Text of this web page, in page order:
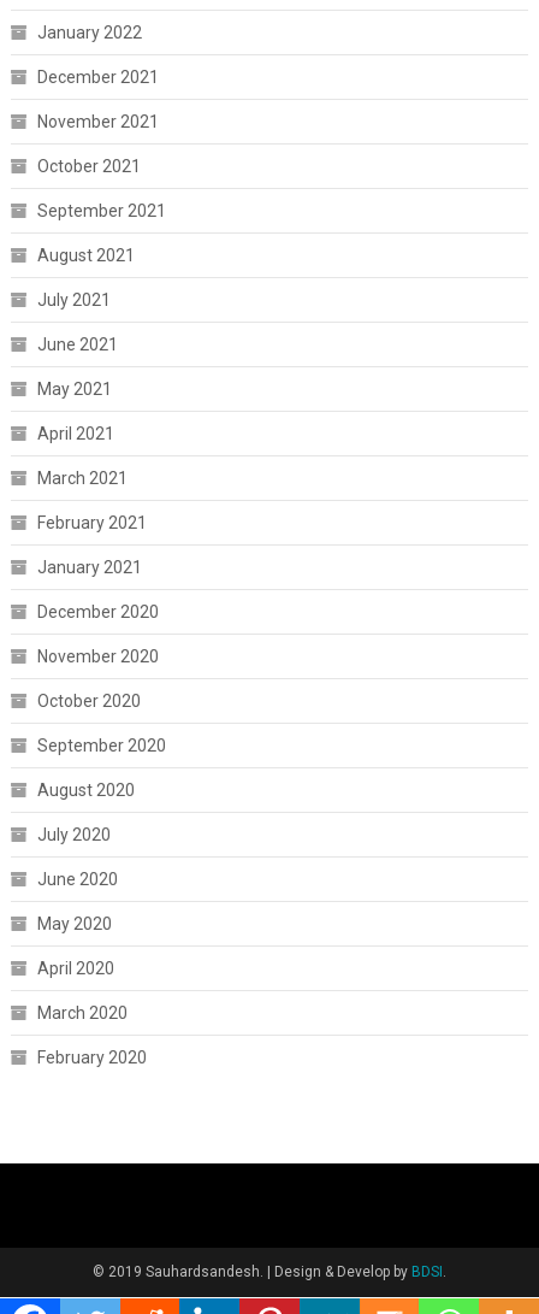
January 2022
December 2021
November 2021
October 2021
September 2021
August 2021
July 2021
June 2021
May 2021
April 2021
March 2021
February 2021
January 2021
December 2020
November 2020
October 2020
September 2020
August 2020
July 2020
June 2020
May 2020
April 2020
March 2020
February 2020
© 2019 Sauhardsandesh. Design & Develop by BDSI .